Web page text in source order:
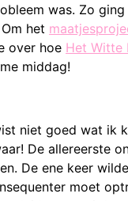
was. Zo
het
over hoe Het Witte
middag!
niet goed wat ik
De allereerste
De ene keer
moet